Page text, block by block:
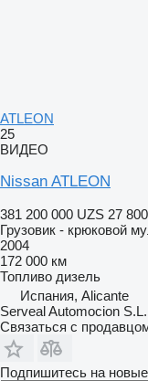
ATLEON
25
ВИДЕО
Nissan ATLEON
381 200 000 UZS 27
Грузовик - крюковой
2004
172 000 км
Топливо дизель
Испания, Alicante
Serveal Automocion S.L.
Связаться с
Подпишитесь на